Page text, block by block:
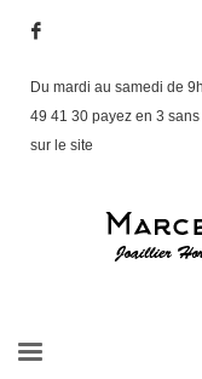
Du mardi au samedi de
49 41 30 payez en 3
sur le site